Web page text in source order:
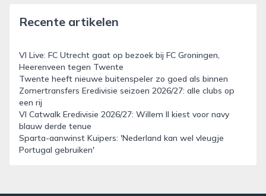
Recente artikelen
VI Live: FC Utrecht gaat op bezoek bij FC Groningen,
Heerenveen tegen Twente
Twente heeft nieuwe buitenspeler zo goed als binnen
Zomertransfers Eredivisie seizoen 2026/27: alle clubs op
een rij
VI Catwalk Eredivisie 2026/27: Willem II kiest voor navy
blauw derde tenue
Sparta-aanwinst Kuipers: 'Nederland kan wel vleugje
Portugal gebruiken'